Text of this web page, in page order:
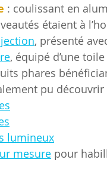
: coulissant en
étaient à
, présenté
, équipé d’une toile
phares
pu
lumineux
mesure pour